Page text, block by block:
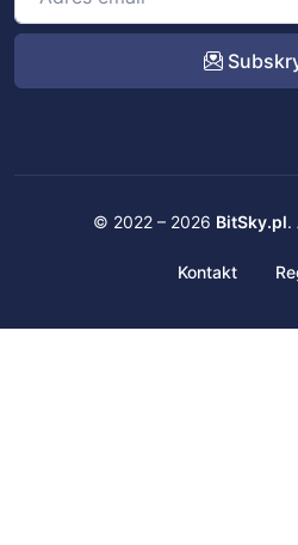
© 2022 – 2026 BitSky.pl.
Kontakt